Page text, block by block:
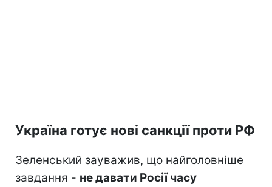
Україна готує нові санкції проти РФ
Зеленський зауважив, що найголовніше
завдання - не давати Росії часу